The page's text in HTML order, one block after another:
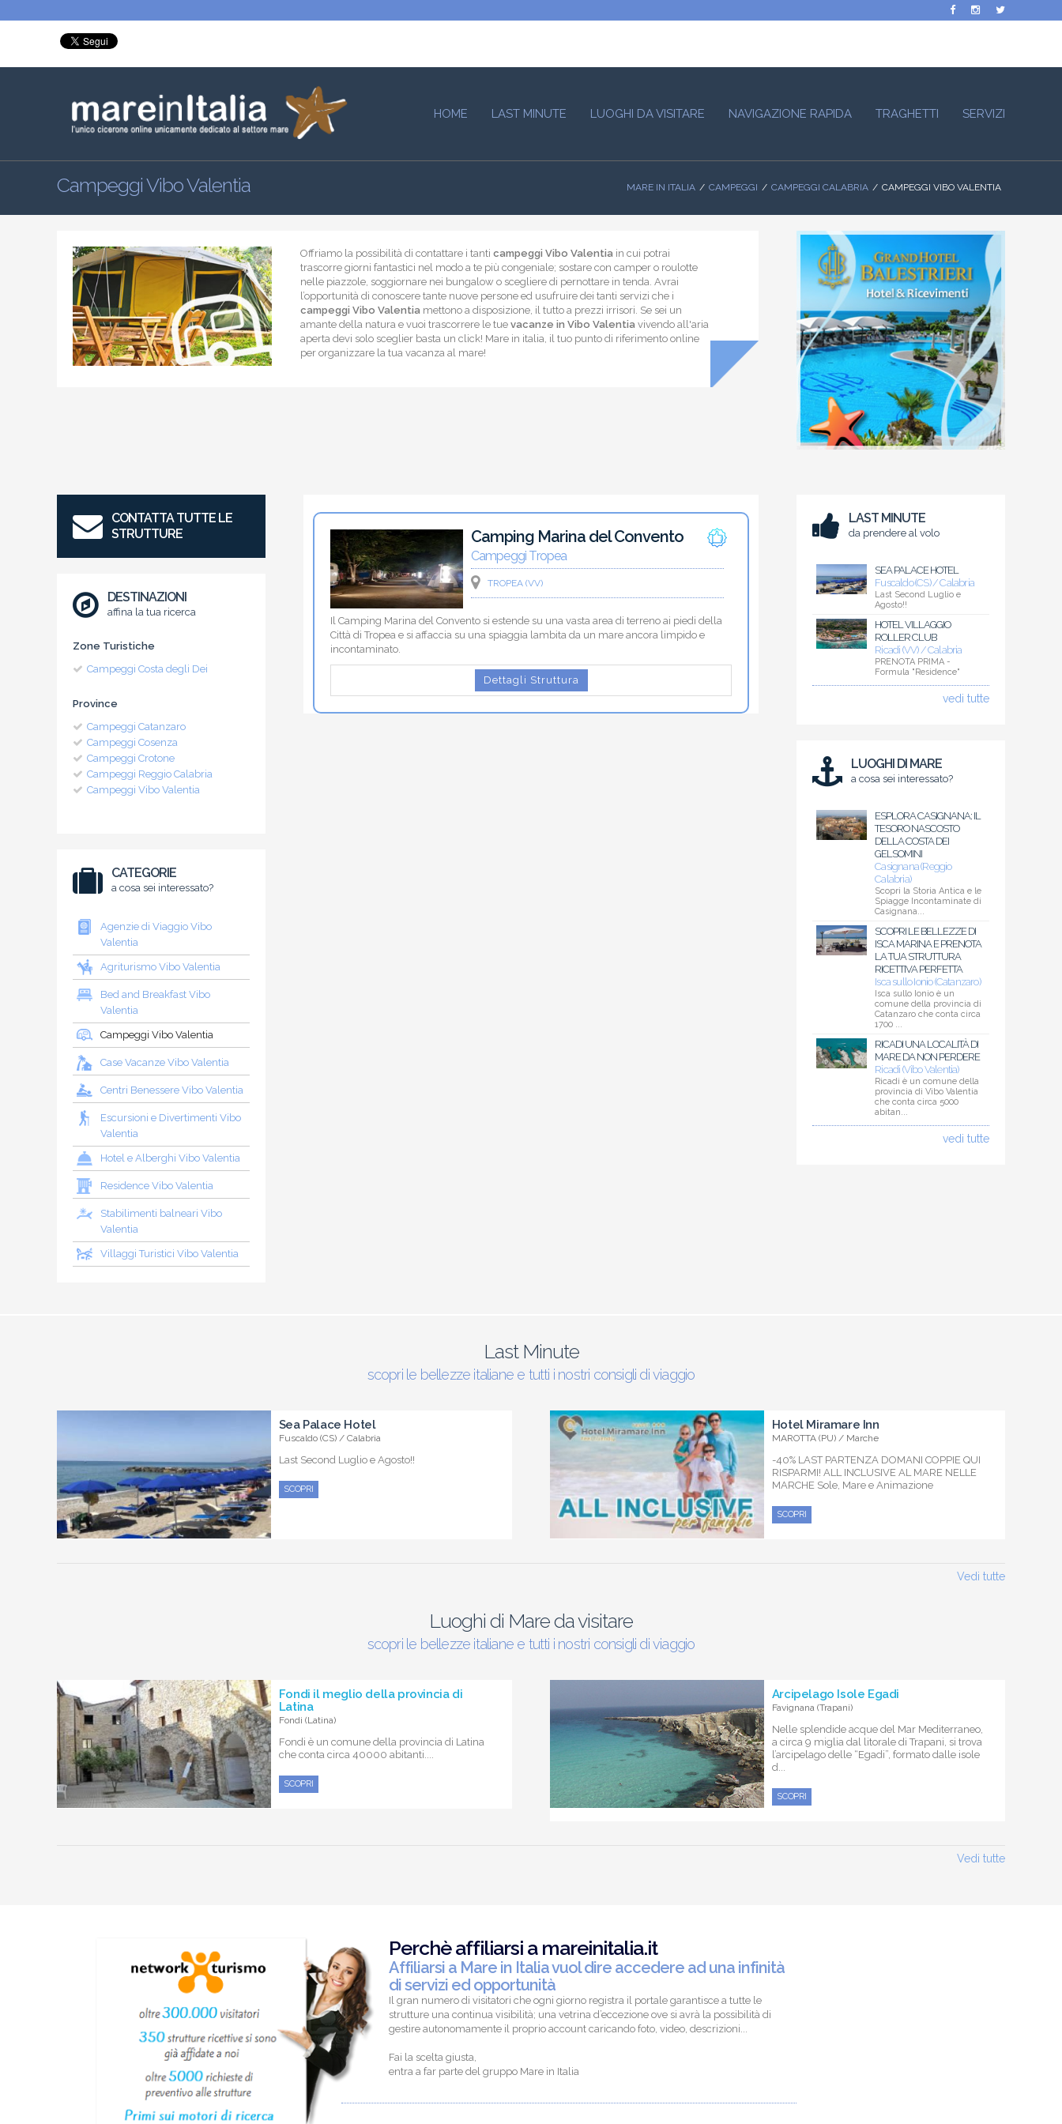
HOME LAST MINUTE LUOGHI DA VISITARE NAVIGAZIONE RAPIDA TRAGHETTI SERVIZI
Campeggi Vibo Valentia MARE IN ITALIA CAMPEGGI CAMPEGGI CALABRIA CAMPEGGI VIBO VALENTIA
Offriamo la possibilità di contattare i tanti campeggi Vibo Valentia in cui potrai
trascorre giorni fantastici nel modo a te più congeniale; sostare con camper o roulotte
nelle piazzole, soggiornare nei bungalow o scegliere di pernottare in tenda. Avrai
l’opportunità di conoscere tante nuove persone ed usufruire dei tanti servizi che i
campeggi Vibo Valentia mettono a disposizione, il tutto a prezzi irrisori. Se sei un
amante della natura e vuoi trascorrere le tue vacanze in Vibo Valentia vivendo all'aria
aperta devi solo sceglier basta un click! Mare in italia, il tuo punto di riferimento online
per organizzare la tua vacanza al mare!
CONTATTA TUTTE LE
STRUTTURE
DESTINAZIONI
affina la tua ricerca
Zone Turistiche
Campeggi Costa degli Dei
Province
Campeggi Catanzaro
Campeggi Cosenza
Campeggi Crotone
Campeggi Reggio Calabria
Campeggi Vibo Valentia
CATEGORIE
a cosa sei interessato?
Agenzie di Viaggio Vibo
Valentia
Agriturismo Vibo Valentia
Bed and Breakfast Vibo
Valentia
Campeggi Vibo Valentia
Case Vacanze Vibo Valentia
Centri Benessere Vibo Valentia
Escursioni e Divertimenti Vibo
Valentia
Hotel e Alberghi Vibo Valentia
Residence Vibo Valentia
Stabilimenti balneari Vibo
Valentia
Villaggi Turistici Vibo Valentia
Camping Marina del Convento
Campeggi Tropea
TROPEA (VV)
Il Camping Marina del Convento si estende su una vasta area di terreno ai piedi della
Città di Tropea e si affaccia su una spiaggia lambita da un mare ancora limpido e
incontaminato.
Dettagli Struttura
LAST MINUTE
da prendere al volo
SEA PALACE HOTEL
Fuscaldo (CS) / Calabria
Last Second Luglio e
Agosto!!
HOTEL VILLAGGIO
ROLLER CLUB
Ricadi (VV) / Calabria
PRENOTA PRIMA -
Formula "Residence"
vedi tutte
LUOGHI DI MARE
a cosa sei interessato?
ESPLORA CASIGNANA: IL
TESORO NASCOSTO
DELLA COSTA DEI
GELSOMINI
Casignana (Reggio
Calabria)
Scopri la Storia Antica e le
Spiagge Incontaminate di
Casignana...
SCOPRI LE BELLEZZE DI
ISCA MARINA E PRENOTA
LA TUA STRUTTURA
RICETTIVA PERFETTA
Isca sullo Ionio (Catanzaro)
Isca sullo Ionio è un
comune della provincia di
Catanzaro che conta circa
1700 ...
RICADI UNA LOCALITÀ DI
MARE DA NON PERDERE
Ricadi (Vibo Valentia)
Ricadi è un comune della
provincia di Vibo Valentia
che conta circa 5000
abitan...
vedi tutte
Last Minute
scopri le bellezze italiane e tutti i nostri consigli di viaggio
Sea Palace Hotel
Fuscaldo (CS) / Calabria
Last Second Luglio e Agosto!!
SCOPRI
Hotel Miramare Inn
MAROTTA (PU) / Marche
-40% LAST PARTENZA DOMANI COPPIE QUI
RISPARMI! ALL INCLUSIVE AL MARE NELLE
MARCHE Sole, Mare e Animazione
SCOPRI
Vedi tutte
Luoghi di Mare da visitare
scopri le bellezze italiane e tutti i nostri consigli di viaggio
Fondi il meglio della provincia di
Latina
Fondi (Latina)
Fondi è un comune della provincia di Latina
che conta circa 40000 abitanti....
SCOPRI
Arcipelago Isole Egadi
Favignana (Trapani)
Nelle splendide acque del Mar Mediterraneo,
a circa 9 miglia dal litorale di Trapani, si trova
l’arcipelago delle “Egadi”, formato dalle isole
d...
SCOPRI
Vedi tutte
Perchè affiliarsi a mareinitalia.it
Affiliarsi a Mare in Italia vuol dire accedere ad una infinità
di servizi ed opportunità
Il gran numero di visitatori che ogni giorno registra il portale garantisce a tutte le
strutture una continua visibilità; una vetrina d’eccezione ove si avrà la possibilità di
gestire autonomamente il proprio account caricando foto, video, descrizioni...
Fai la scelta giusta,
entra a far parte del gruppo Mare in Italia